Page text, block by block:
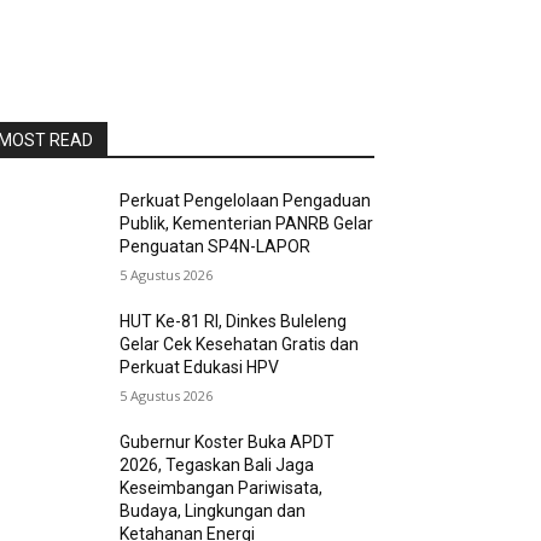
READ
Perkuat Pengelolaan Pengaduan
Publik, Kementerian PANRB Gelar
Penguatan SP4N-LAPOR
5 Agustus 2026
HUT Ke-81 RI, Dinkes Buleleng
Gelar Cek Kesehatan Gratis dan
Perkuat Edukasi HPV
5 Agustus 2026
Gubernur Koster Buka APDT
2026, Tegaskan Bali Jaga
Keseimbangan Pariwisata,
Budaya, Lingkungan dan
Ketahanan Energi